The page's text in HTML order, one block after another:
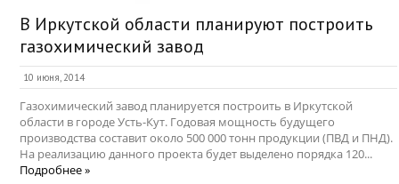
В Иркутской области планируют построить
газохимический завод
10 июня, 2014
Газохимический завод планируется построить в Иркутской
области в городе Усть-Кут. Годовая мощность будущего
производства составит около 500 000 тонн продукции (ПВД и ПНД).
На реализацию данного проекта будет выделено порядка 120...
Подробнее »